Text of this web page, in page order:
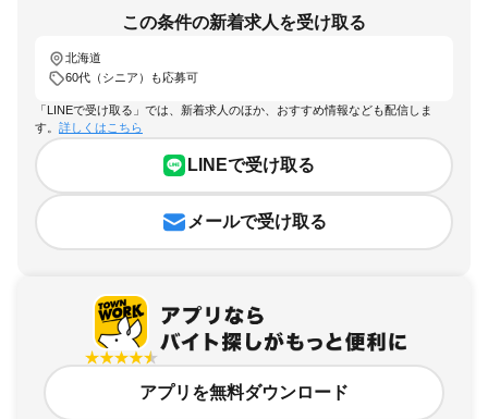
この条件の新着求人を受け取る
北海道
60代（シニア）も応募可
「LINEで受け取る」では、新着求人のほか、おすすめ情報なども配信しま
す。 詳しくはこちら
LINEで受け取る
メールで受け取る
アプリを無料ダウンロード